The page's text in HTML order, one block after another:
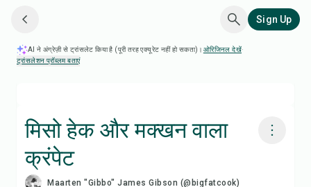
Sign Up
AI ने अंग्रेज़ी से ट्रांसलेट किया है (पूरी तरह एक्यूरेट नहीं हो सकता)। ओरिजिनल देखें·
ट्रांसलेशन प्रॉब्लम बताएं
मिसो हेक और मक्खन वाला
क्रंपेट
Maarten "Gibbo" James Gibson (@bigfatcook)